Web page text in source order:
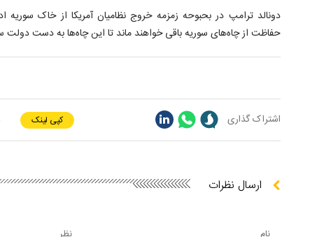
دونالد ترامپ در بحبوحه زمزمه خروج نظامیان آمریکا از خاک سوریه
حفاظت از چاه‌های سوریه باقی‌ خواهند ماند تا این چاه‌ها به دست دولت
اشتراک گذاری کپی لینک
ارسال نظرات